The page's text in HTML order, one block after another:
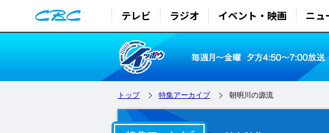
テレビ ラジオ イベント・映画 ニュ
トップ 特集アーカイブ 朝明川の源流